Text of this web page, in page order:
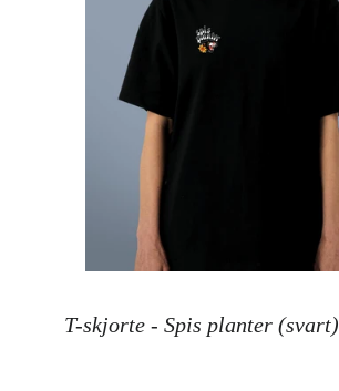
T-skjorte - Spis planter (svart)